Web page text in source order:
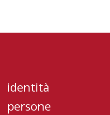
identità
persone